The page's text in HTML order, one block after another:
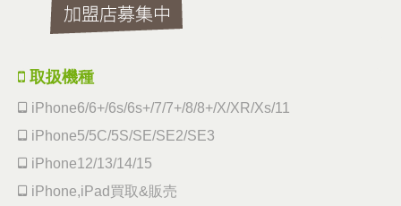
取扱機種
iPhone6/6+/6s/6s+/7/7+/8/8+/X/XR/Xs/11
iPhone5/5C/5S/SE/SE2/SE3
iPhone12/13/14/15
iPhone,iPad買取&販売